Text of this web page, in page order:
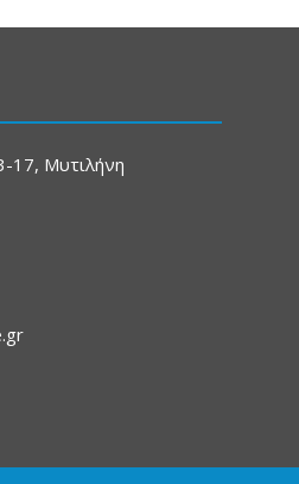
17, Μυτιλήνη